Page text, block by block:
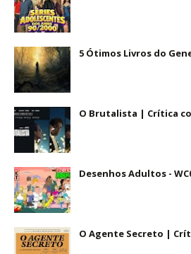
5 Ótimos Livros do
O Brutalista | Crítica
Desenhos Adultos -
O Agente Secreto |